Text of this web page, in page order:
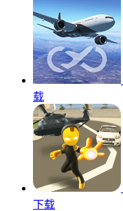
载
下载